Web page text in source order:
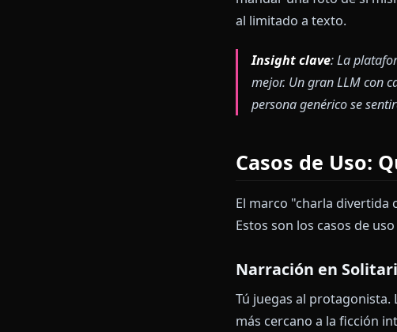
3. La Ventana
memoria
reinyectándolos en
4. La Capa de
Las plataformas
síntesis de voz,
al limitado a texto.
Insight clave: La